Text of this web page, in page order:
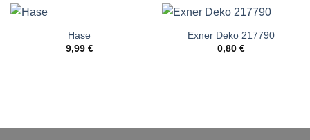
Hase
9,99 €
Exner Deko 217790
0,80 €